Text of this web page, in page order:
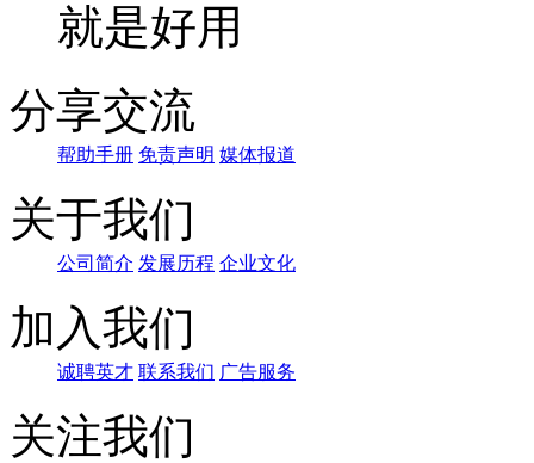
就是好用
分享交流
帮助手册 免责声明 媒体报道
关于我们
公司简介 发展历程 企业文化
加入我们
诚聘英才 联系我们 广告服务
关注我们